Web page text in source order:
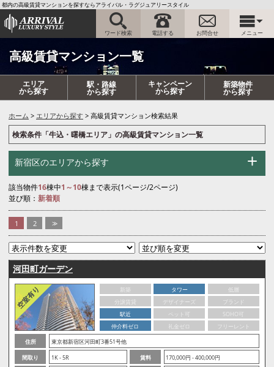
都内の高級賃貸マンションを探すならアライバル・ラグジュアリースタイル
ワード検索 電話する お問合せ メニュー
高級賃貸マンション一覧
エリア
から探す
駅・路線
から探す
キャンペーン
から探す
新築物件
から探す
ホーム エリアから探す 高級賃貸マンション検索結果
検索条件「牛込・曙橋エリア」の高級賃貸マンション一覧
新宿区のエリアから探す
該当物件16棟中1～10棟まで表示(1ページ/2ページ)
並び順： 新着順
1 2 >>
河田町ガーデン
新築 タワー
低層
分譲賃貸
デザイナーズ
ブランド
駅近
ペット可
SOHO可
仲介料ゼロ
礼金ゼロ
フリーレント
住所
東京都新宿区河田町3番51号他
間取り
1K - 5R 賃料
170,000円 - 400,000円